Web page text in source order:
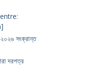
২০২৬ সংক্রান্ত
দরপত্র